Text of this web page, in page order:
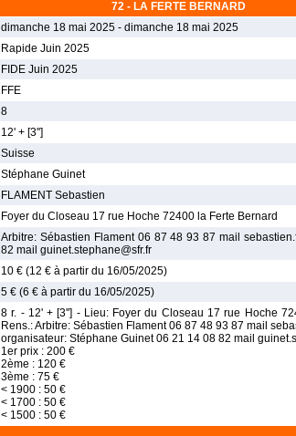
72 - LA FERTE BERNARD
dimanche 18 mai 2025 - dimanche 18 mai 2025
Rapide Juin 2025
FIDE Juin 2025
FFE
8
12' + [3'']
Suisse
Stéphane Guinet
FLAMENT Sebastien
Foyer du Closeau 17 rue Hoche 72400 la Ferte Bernard
Arbitre: Sébastien Flament 06 87 48 93 87 mail
82 mail guinet.stephane@sfr.fr
10 € (12 € à partir du 16/05/2025)
5 € (6 € à partir du 16/05/2025)
8 r. - 12' + [3''] - Lieu: Foyer du Closeau 17 rue Hoche
Rens.: Arbitre: Sébastien Flament 06 87 48 93 87 mail
organisateur: Stéphane Guinet 06 21 14 08 82 mail
1er prix : 200 €
2ème : 120 €
3ème : 75 €
< 1900 : 50 €
< 1700 : 50 €
< 1500 : 50 €